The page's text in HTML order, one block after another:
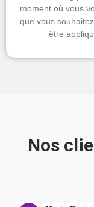
moment où vous
que vous
être
Nos